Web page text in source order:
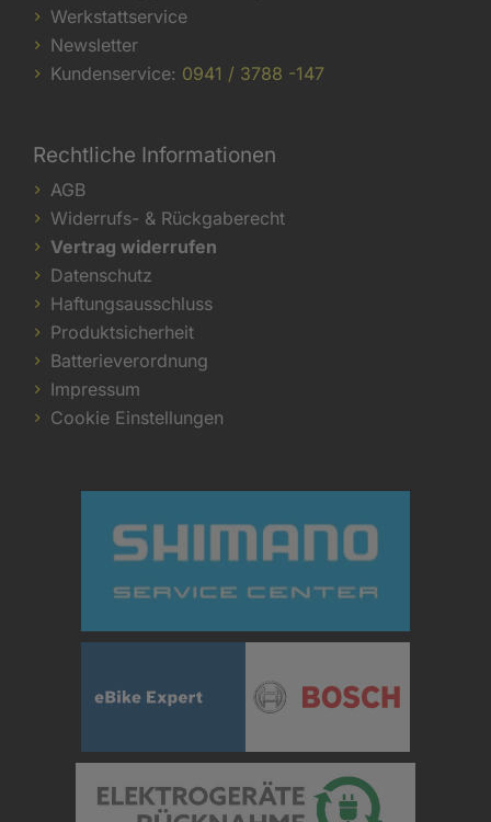
Werkstattservice
Newsletter
Kundenservice: 0941 / 3788 -147
Rechtliche Informationen
AGB
Widerrufs- & Rückgaberecht
Vertrag widerrufen
Datenschutz
Haftungsausschluss
Produktsicherheit
Batterieverordnung
Impressum
Cookie Einstellungen